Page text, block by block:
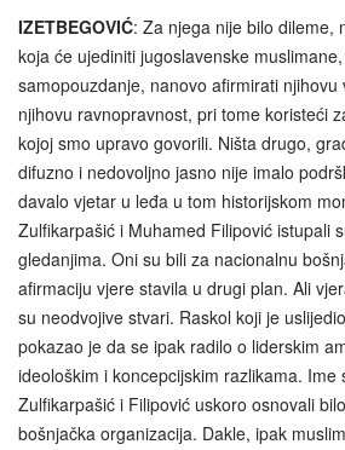
IZETBEGOVIĆ: Za njega nije bilo dileme,
koja će ujediniti jugoslavenske
samopouzdanje, nanovo afirmirati
njihovu ravnopravnost, pri tome koristeći
kojoj smo upravo govorili. Ništa drugo,
difuzno i nedovoljno jasno nije imalo
davalo vjetar u leđa u tom historijskom
Zulfikarpašić i Muhamed Filipović istupali
gledanjima. Oni su bili za nacionalnu
afirmaciju vjere stavila u drugi plan. Ali
su neodvojive stvari. Raskol koji je
pokazao je da se ipak radilo o liderskim
ideološkim i koncepcijskim razlikama. Ime
Zulfikarpašić i Filipović uskoro osnovali
bošnjačka organizacija. Dakle, ipak